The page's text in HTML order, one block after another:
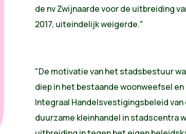
de nv Zwijnaarde voor de uitbreiding
2017, uiteindelijk weigerde."
"De motivatie van het stadsbestuur
diep in het bestaande woonweefsel
Integraal Handelsvestigingsbeleid van
duurzame kleinhandel in stadscentra